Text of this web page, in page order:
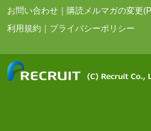
お問い合わせ
購読メルマガの変更
利用規約
プライバシーポリシー